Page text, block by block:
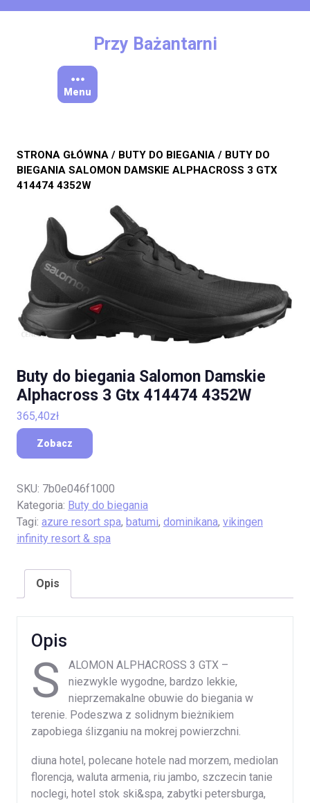
Przy Bażantarni
Menu
STRONA GŁÓWNA / BUTY DO BIEGANIA / BUTY DO
BIEGANIA SALOMON DAMSKIE ALPHACROSS 3 GTX
414474 4352W
Buty do biegania Salomon Damskie
Alphacross 3 Gtx 414474 4352W
365,40zł
Zobacz
SKU: 7b0e046f1000
Kategoria: Buty do biegania
Tagi: azure resort spa, batumi, dominikana, vikingen
infinity resort & spa
Opis
Opis
S
ALOMON ALPHACROSS 3 GTX –
niezwykle wygodne, bardzo lekkie,
nieprzemakalne obuwie do biegania w
terenie. Podeszwa z solidnym bieżnikiem
zapobiega ślizganiu na mokrej powierzchni.
diuna hotel, polecane hotele nad morzem, mediolan
florencja, waluta armenia, riu jambo, szczecin tanie
noclegi, hotel stok ski&spa, zabytki petersburga,